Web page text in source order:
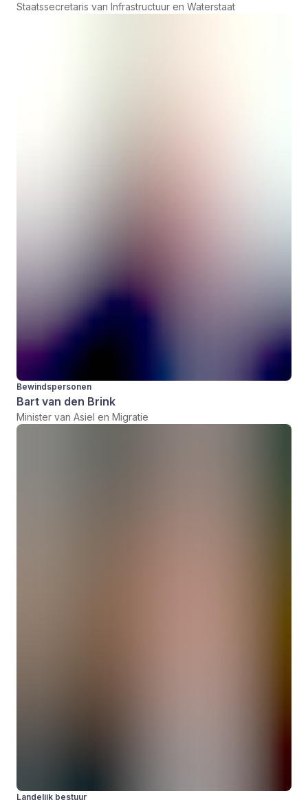
Staatssecretaris van Infrastructuur en Waterstaat
Bewindspersonen
Bart van den Brink
Minister van Asiel en Migratie
Landelijk bestuur